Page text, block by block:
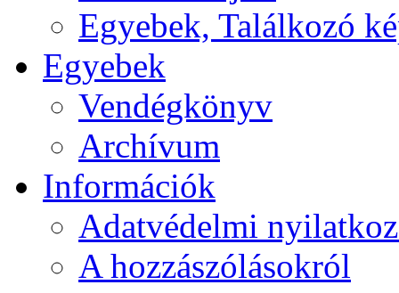
Egyebek, Találkozó
Egyebek
Vendégkönyv
Archívum
Információk
Adatvédelmi
A hozzászólásokról